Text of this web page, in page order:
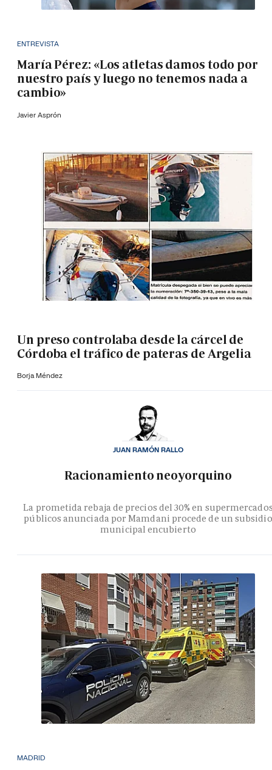
ENTREVISTA
María Pérez: «Los atletas damos todo por
nuestro país y luego no tenemos nada a
cambio»
Javier Asprón
Un preso controlaba desde la cárcel de
Córdoba el tráfico de pateras de Argelia
Borja Méndez
Racionamiento neoyorquino
La prometida rebaja de precios del 30% en
públicos anunciada por Mamdani procede de un subsidio
municipal encubierto
JUAN RAMÓN RALLO
MADRID